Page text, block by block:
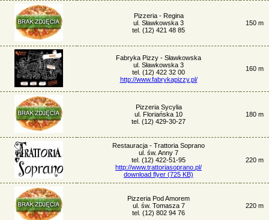
Pizzeria - Regina
ul. Sławkowska 3
tel. (12) 421 48 85
150 m
Fabryka Pizzy - Sławkowska
ul. Sławkowska 3
tel. (12) 422 32 00
http://www.fabrykapizzy.pl/
160 m
Pizzeria Sycylia
ul. Floriańska 10
tel. (12) 429-30-27
180 m
Restauracja - Trattoria Soprano
ul. św. Anny 7
tel. (12) 422-51-95
http://www.trattoriasoprano.pl/
download flyer (725 KB)
220 m
Pizzeria Pod Amorem
ul. św. Tomasza 7
tel. (12) 802 94 76
220 m